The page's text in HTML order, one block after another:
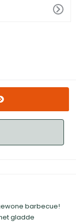
barbecue!
gladde